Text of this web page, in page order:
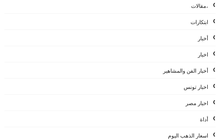
،مقالات
ابتكارات
أخبار
اخبار
أخبار الفن والمشاهير
اخبار تونس
اخبار مصر
أداة
اسعار الذهب اليوم